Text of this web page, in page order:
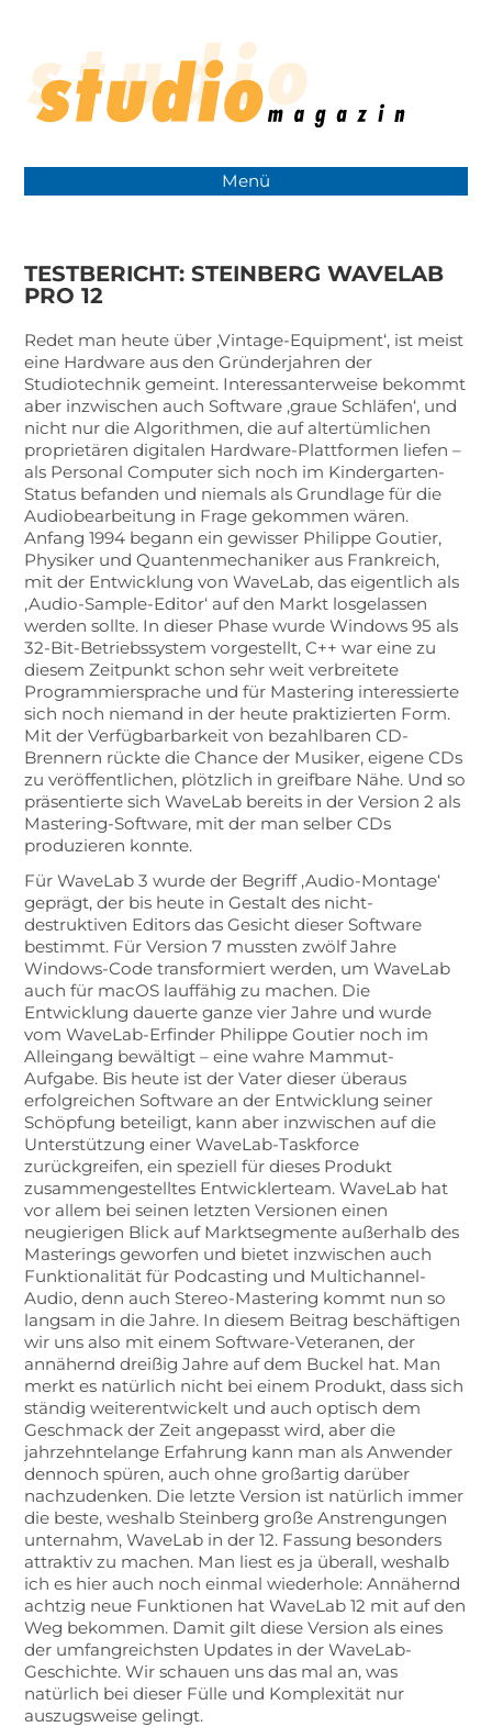
Menü
TESTBERICHT: STEINBERG WAVELAB
PRO 12
Redet man heute über ‚Vintage-Equipment‘, ist meist
eine Hardware aus den Gründerjahren der
Studiotechnik gemeint. Interessanterweise bekommt
aber inzwischen auch Software ‚graue Schläfen‘, und
nicht nur die Algorithmen, die auf altertümlichen
proprietären digitalen Hardware-Plattformen liefen –
als Personal Computer sich noch im Kindergarten-
Status befanden und niemals als Grundlage für die
Audiobearbeitung in Frage gekommen wären.
Anfang 1994 begann ein gewisser Philippe Goutier,
Physiker und Quantenmechaniker aus Frankreich,
mit der Entwicklung von WaveLab, das eigentlich als
‚Audio-Sample-Editor‘ auf den Markt losgelassen
werden sollte. In dieser Phase wurde Windows 95 als
32-Bit-Betriebssystem vorgestellt, C++ war eine zu
diesem Zeitpunkt schon sehr weit verbreitete
Programmiersprache und für Mastering interessierte
sich noch niemand in der heute praktizierten Form.
Mit der Verfügbarbarkeit von bezahlbaren CD-
Brennern rückte die Chance der Musiker, eigene CDs
zu veröffentlichen, plötzlich in greifbare Nähe. Und so
präsentierte sich WaveLab bereits in der Version 2 als
Mastering-Software, mit der man selber CDs
produzieren konnte.
Für WaveLab 3 wurde der Begriff ‚Audio-Montage‘
geprägt, der bis heute in Gestalt des nicht-
destruktiven Editors das Gesicht dieser Software
bestimmt. Für Version 7 mussten zwölf Jahre
Windows-Code transformiert werden, um WaveLab
auch für macOS lauffähig zu machen. Die
Entwicklung dauerte ganze vier Jahre und wurde
vom WaveLab-Erfinder Philippe Goutier noch im
Alleingang bewältigt – eine wahre Mammut-
Aufgabe. Bis heute ist der Vater dieser überaus
erfolgreichen Software an der Entwicklung seiner
Schöpfung beteiligt, kann aber inzwischen auf die
Unterstützung einer WaveLab-Taskforce
zurückgreifen, ein speziell für dieses Produkt
zusammengestelltes Entwicklerteam. WaveLab hat
vor allem bei seinen letzten Versionen einen
neugierigen Blick auf Marktsegmente außerhalb des
Masterings geworfen und bietet inzwischen auch
Funktionalität für Podcasting und Multichannel-
Audio, denn auch Stereo-Mastering kommt nun so
langsam in die Jahre. In diesem Beitrag beschäftigen
wir uns also mit einem Software-Veteranen, der
annähernd dreißig Jahre auf dem Buckel hat. Man
merkt es natürlich nicht bei einem Produkt, dass sich
ständig weiterentwickelt und auch optisch dem
Geschmack der Zeit angepasst wird, aber die
jahrzehntelange Erfahrung kann man als Anwender
dennoch spüren, auch ohne großartig darüber
nachzudenken. Die letzte Version ist natürlich immer
die beste, weshalb Steinberg große Anstrengungen
unternahm, WaveLab in der 12. Fassung besonders
attraktiv zu machen. Man liest es ja überall, weshalb
ich es hier auch noch einmal wiederhole: Annähernd
achtzig neue Funktionen hat WaveLab 12 mit auf den
Weg bekommen. Damit gilt diese Version als eines
der umfangreichsten Updates in der WaveLab-
Geschichte. Wir schauen uns das mal an, was
natürlich bei dieser Fülle und Komplexität nur
auszugsweise gelingt.